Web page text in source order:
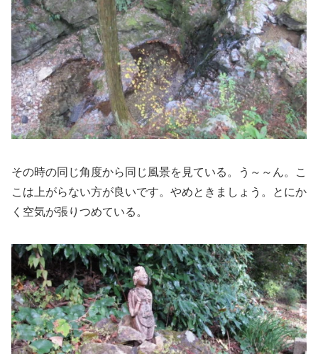
その時の同じ角度から同じ風景を見ている。う～～ん。こ
こは上がらない方が良いです。やめときましょう。とにか
く空気が張りつめている。